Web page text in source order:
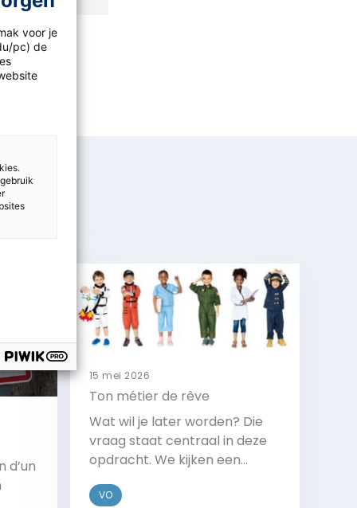
d’un
15 mei 2026
Ton métier de rêve
Wat wil je later worden? Die
vraag staat centraal in deze
opdracht. We kijken een
straatinterview en
VO
voor je
pc) de